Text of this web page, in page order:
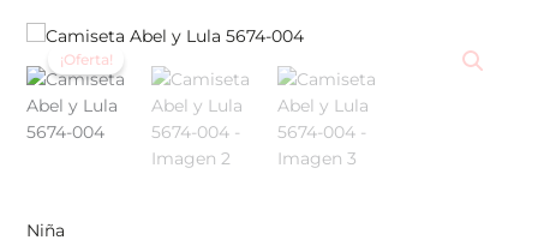
¡Oferta!
Niña
El
precio
original
era:
29,99 €.
El
precio
actual
es:
24,00 €.
Camiseta
Abel
y
Lula
5674-